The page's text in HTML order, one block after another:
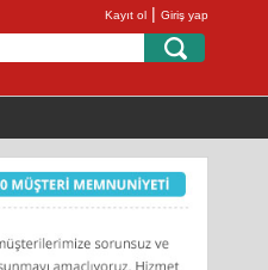
Kayıt ol | Giriş yap